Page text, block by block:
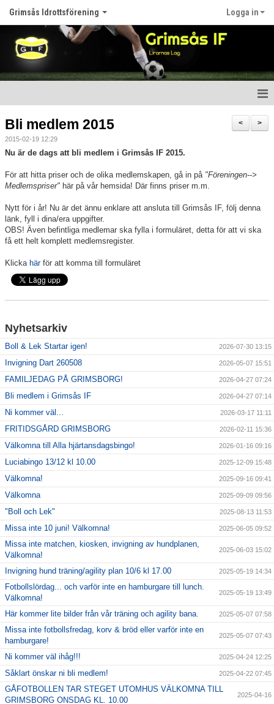
Grimsås Idrottsförening Logga in
Nyheter
Våra lag
Bildgalleri
Sponsorer
Länkar
Grimsås IF styrdokument
GDPR
>
<
Bli medlem 2015
2015-02-19 12:29
Nu är de dags att bli medlem i Grimsås IF 2015.
För att hitta priser och de olika medlemskapen, gå in på "Föreningen-->
Medlemspriser" här på vår hemsida! Där finns priser m.m.
Nytt för i år! Nu är det ännu enklare att ansluta till Grimsås IF, följ denna
länk, fyll i dina/era uppgifter.
OBS! Även befintliga medlemar ska fylla i formuläret, detta för att vi ska
få ett helt komplett medlemsregister.
Klicka här för att komma till formuläret
Nyhetsarkiv
Boll & Lek Startar igen! 2026-07-30 13:15
Invigning Dart 260508 2026-05-07 15:51
FAMILJEDAG PÅ GRIMSBORG! 2026-04-27 07:24
Bli medlem i Grimsås IF 2026-04-27 07:14
Ni kommer väl... 2026-03-17 11:11
FRITIDSGÅRD GRIMSBORG 2026-02-11 15:36
Välkomna till Alla hjärtansdagsbingo! 2026-01-16 09:16
Luciabingo 13/12 kl 10.00 2025-12-09 15:48
Välkomna! 2025-09-16 09:41
Välkomna 2025-09-09 09:56
"Boll och Lek" 2025-08-13 11:53
Missa inte 10 juni! Välkomna! 2025-06-05 09:52
Missa inte matchen, kiosken, invigning av hundplanen,
Välkomna!
2025-06-03 15:02
Invigning hund träning/agility plan 10/6 kl 17.00 2025-05-19 14:34
Fotbollslördag... och varför inte en hamburgare till lunch.
Välkomna!
2025-05-19 13:49
Här kommer lite bilder från vår träning och agility bana. 2025-05-07 07:58
Missa inte fotbollsfredag, korv & bröd eller varför inte en
hamburgare!
2025-05-07 07:43
Ni kommer väl ihåg!!! 2025-04-24 12:25
Såklart önskar ni bli medlem! 2025-04-22 07:45
GÅFOTBOLLEN TAR STEGET UTOMHUS VÄLKOMNA TILL
GRIMSBORG ONSDAG KL. 10.00
2025-04-16